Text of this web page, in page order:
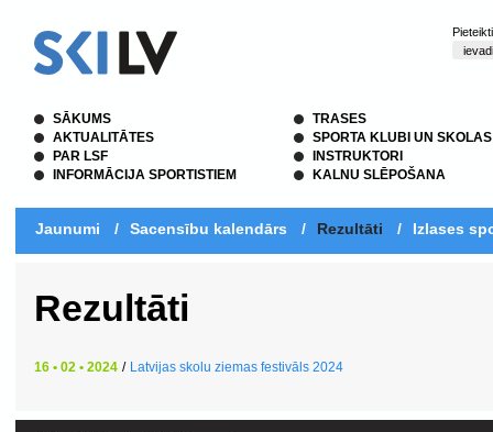
SĀKUMS
AKTUALITĀTES
PAR LSF
INFORMĀCIJA SPORTISTIEM
TRASES
SPORTA KLUBI UN SKOLAS
INSTRUKTORI
KALNU SLĒPOŠANA
Jaunumi / Sacensību kalendārs / Rezultāti / Izlases
Rezultāti
16 • 02 • 2024 / Latvijas skolu ziemas festivāls 2024